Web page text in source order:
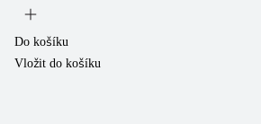
Do košíku
Vložit do košíku